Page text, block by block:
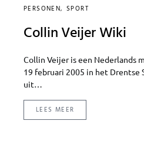
PERSONEN SPORT
Collin Veijer Wiki
Collin Veijer is een Nederlands
19 februari 2005 in het Drentse
uit…
LEES MEER